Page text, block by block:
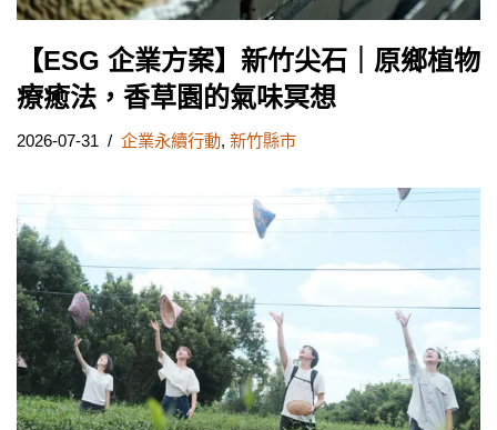
【ESG 企業方案】新竹尖石｜原鄉植物
療癒法，香草園的氣味冥想
2026-07-31 企業永續行動, 新竹縣市